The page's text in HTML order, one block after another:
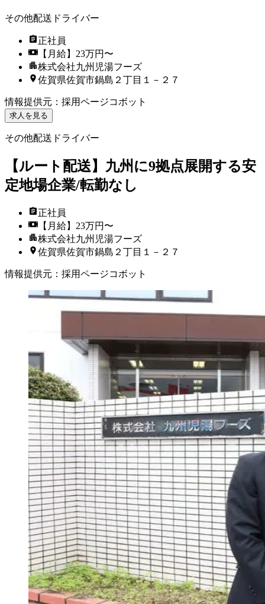
その他配送ドライバー
正社員
【月給】23万円〜
株式会社九州児湯フーズ
佐賀県佐賀市鍋島２丁目１－２７
情報提供元 ： 採用ページコボット
求人を見る
その他配送ドライバー
【ルート配送】九州に9拠点展開する安
定地場企業/転勤なし
正社員
【月給】23万円〜
株式会社九州児湯フーズ
佐賀県佐賀市鍋島２丁目１－２７
情報提供元 ： 採用ページコボット